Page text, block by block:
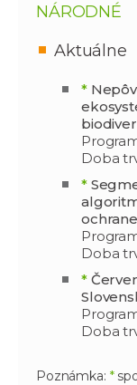
NÁRODNÉ
Aktuálne
*
Doba
*
Doba
*
Doba
Poznámka: *